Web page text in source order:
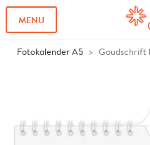
MENU
Fotokalender A5 Goudschrift